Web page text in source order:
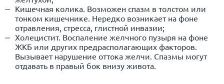
Кишечная колика. Возможен спазм в толстом или
тонком кишечнике. Нередко возникает на фоне
отравления, стресса, глистной инвазии;
Холецистит. Воспаление желчного пузыря на фоне
ЖКБ или других предрасполагающих факторов.
Вызывает нарушение оттока желчи. Спазмы могут
отдавать в правый бок внизу живота.